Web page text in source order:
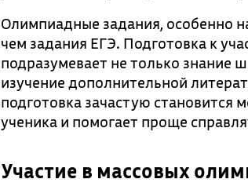
Олимпиадные задания, особенно
чем задания ЕГЭ. Подготовка к
подразумевает не только знание
изучение дополнительной
подготовка зачастую становится
ученика и помогает проще
Участие в массовых